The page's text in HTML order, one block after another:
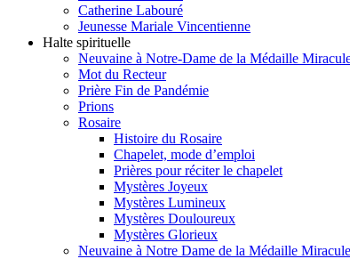
Catherine Labouré
Jeunesse Mariale Vincentienne
Halte spirituelle
Neuvaine à Notre-Dame de la Médaille
Mot du Recteur
Prière Fin de Pandémie
Prions
Rosaire
Histoire du Rosaire
Chapelet, mode d’emploi
Prières pour réciter le chapelet
Mystères Joyeux
Mystères Lumineux
Mystères Douloureux
Mystères Glorieux
Neuvaine à Notre Dame de la Médaille